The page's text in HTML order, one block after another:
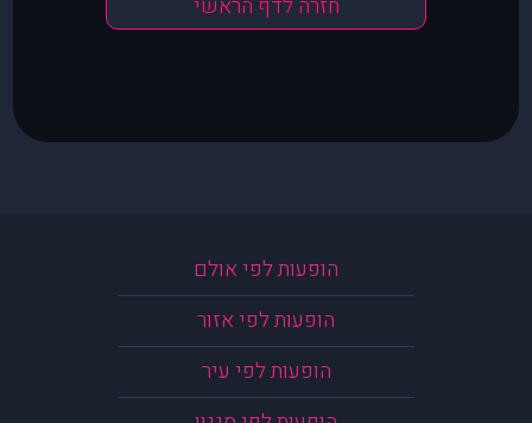
חזרה לדף הראשי
הופעות לפי אולם
הופעות לפי אזור
הופעות לפי עיר